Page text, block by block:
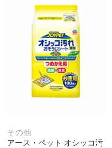
その他
アース・ペット オシッコ汚